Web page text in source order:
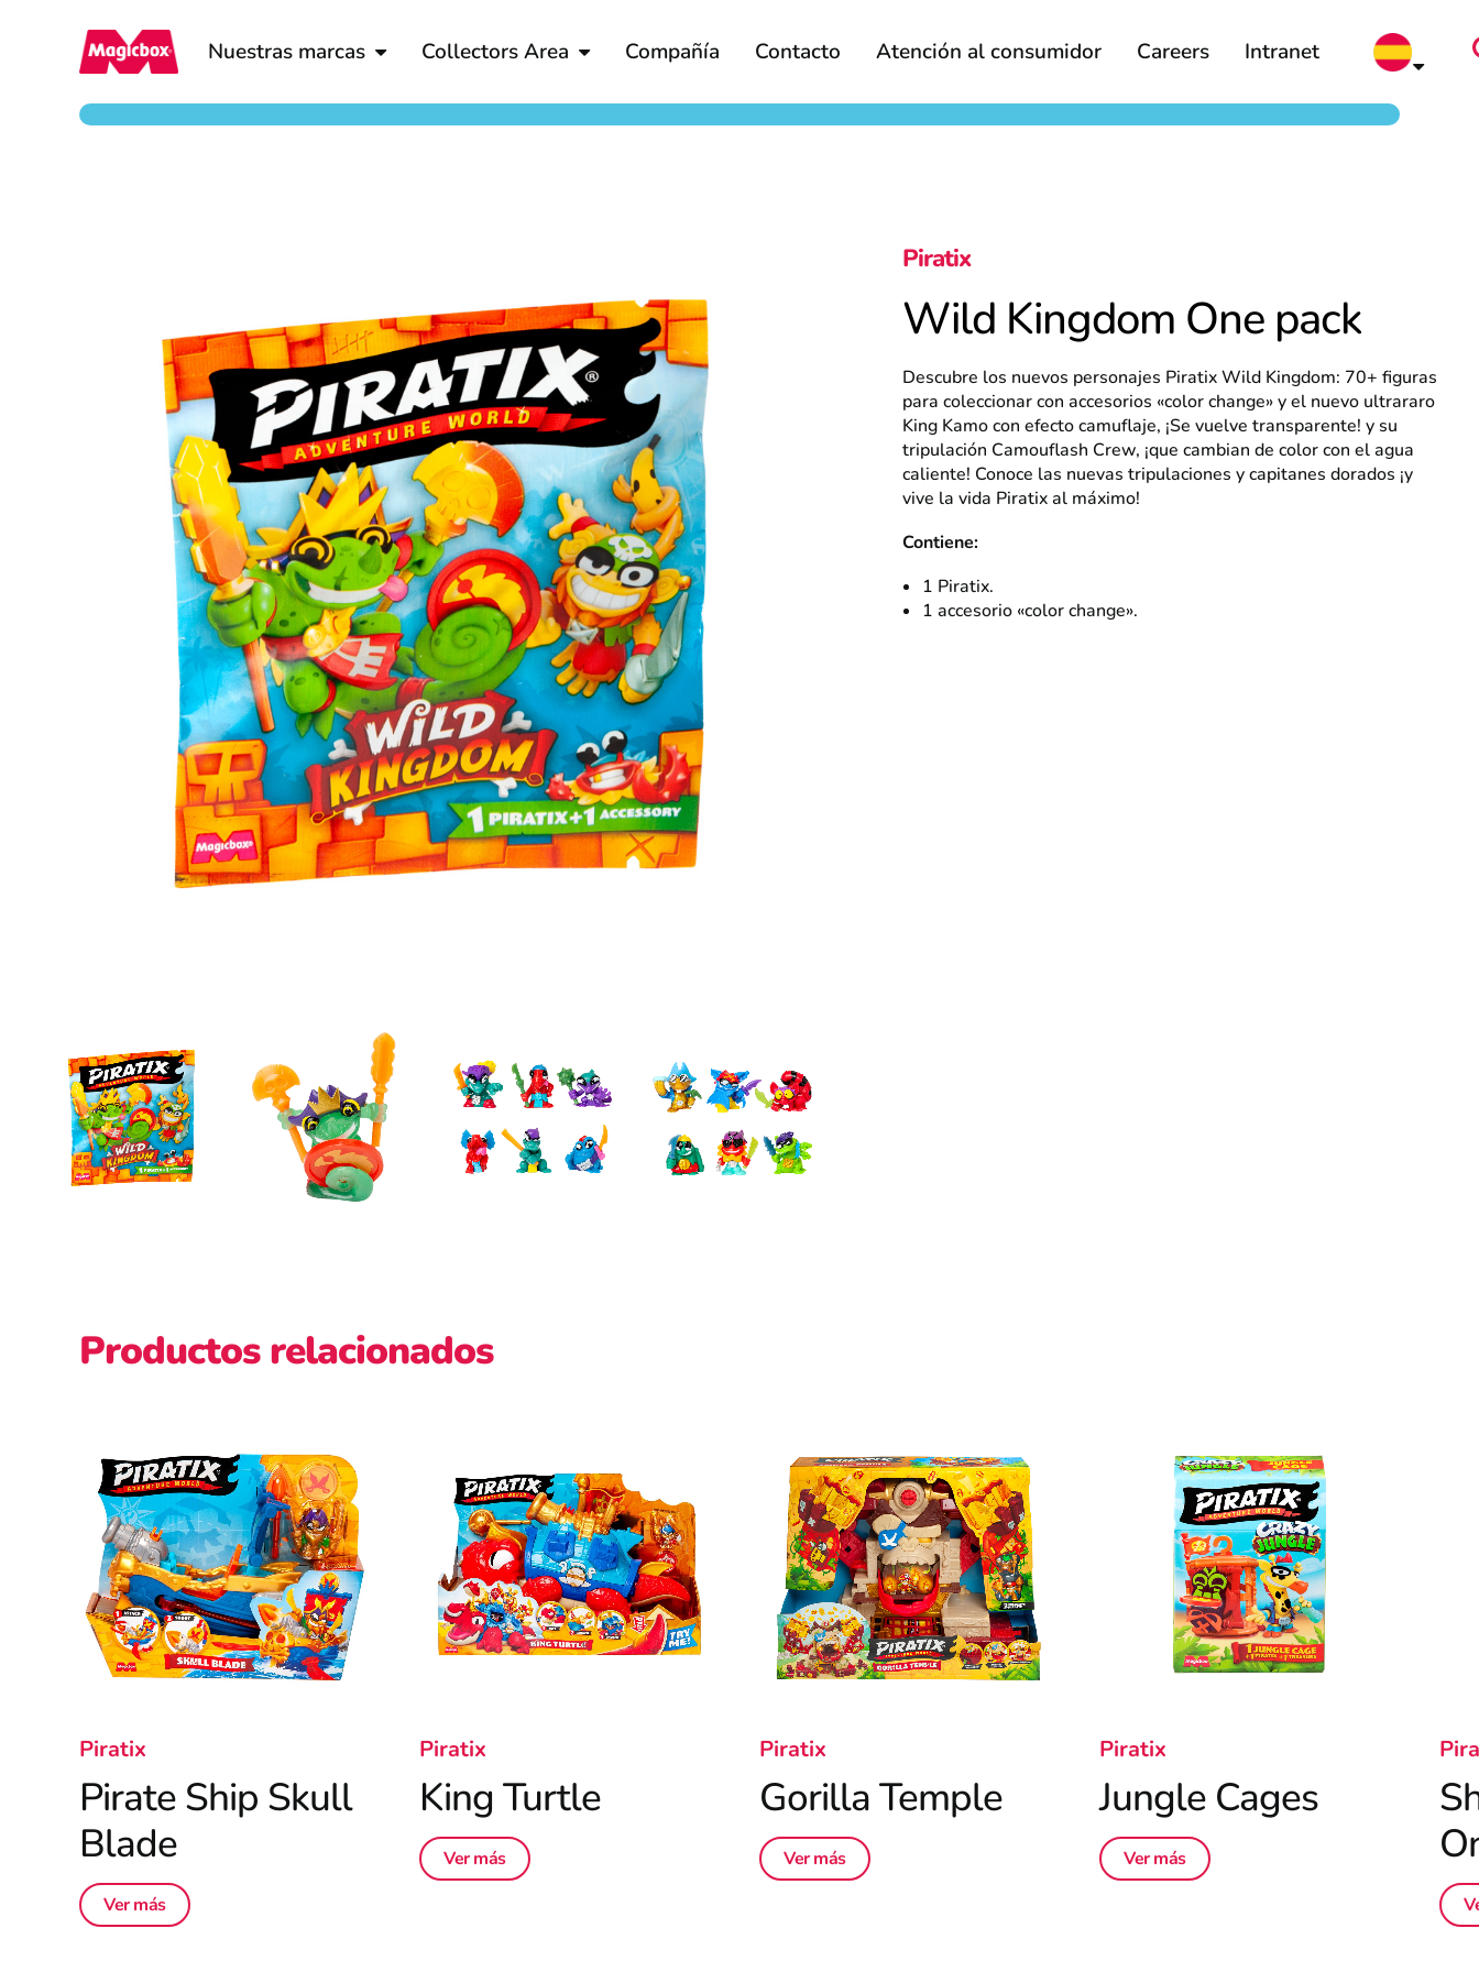
Nuestras marcas Collectors Area Compañía Contacto Atención al consumidor Careers Intranet
Piratix
Wild Kingdom One pack
Descubre los nuevos personajes Piratix Wild Kingdom: 70+ figuras
para coleccionar con accesorios «color change» y el nuevo ultrararo
King Kamo con efecto camuflaje, ¡Se vuelve transparente! y su
tripulación Camouflash Crew, ¡que cambian de color con el agua
caliente! Conoce las nuevas tripulaciones y capitanes dorados ¡y
vive la vida Piratix al máximo!
Contiene:
1 Piratix.
1 accesorio «color change».
Productos relacionados
Piratix
Pirate Ship Skull
Blade
Ver más
Piratix
King Turtle
Ver más
Piratix
Gorilla Temple
Ver más
Piratix
Jungle Cages
Ver más